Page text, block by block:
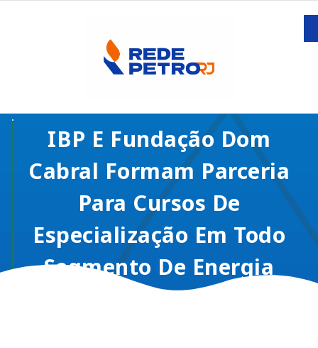
IBP E Fundação Dom
Cabral Formam Parceria
Para Cursos De
Especialização Em Todo
Segmento De Energia